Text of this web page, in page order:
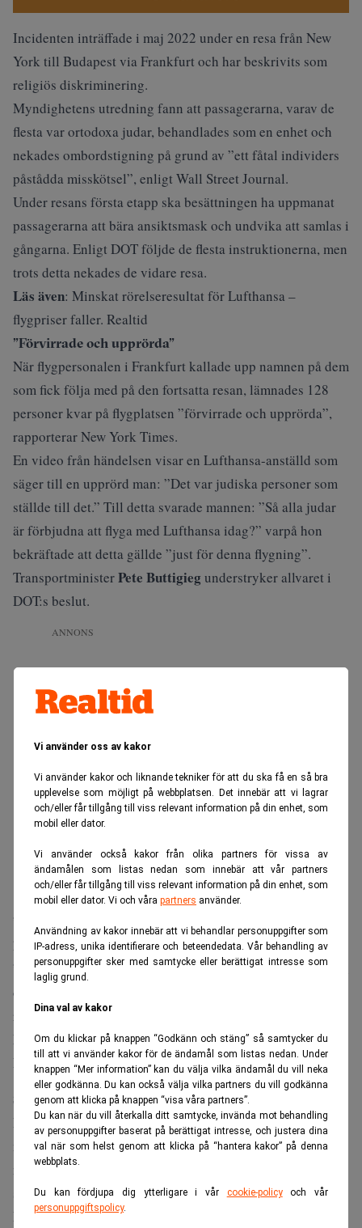
Vi använder oss av kakor
Vi använder kakor och liknande tekniker för att du ska få en så bra
upplevelse som möjligt på webbplatsen. Det innebär att vi lagrar
och/eller får tillgång till viss relevant information på din enhet, som
mobil eller dator.
Vi använder också kakor från olika partners för vissa av
ändamålen som listas nedan som innebär att vår partners
och/eller får tillgång till viss relevant information på din enhet, som
mobil eller dator. Vi och våra partners använder.
Användning av kakor innebär att vi behandlar personuppgifter som
IP-adress, unika identifierare och beteendedata. Vår behandling av
personuppgifter sker med samtycke eller berättigat intresse som
laglig grund.
Dina val av kakor
Om du klickar på knappen “Godkänn och stäng” så samtycker du
till att vi använder kakor för de ändamål som listas nedan. Under
knappen “Mer information” kan du välja vilka ändamål du vill neka
eller godkänna. Du kan också välja vilka partners du vill godkänna
genom att klicka på knappen “visa våra partners”.
Du kan när du vill återkalla ditt samtycke, invända mot behandling
av personuppgifter baserat på berättigat intresse, och justera dina
val när som helst genom att klicka på “hantera kakor” på denna
webbplats.
Du kan fördjupa dig ytterligare i vår cookie-policyoch vår
personuppgiftspolicy.
Incidenten inträffade i maj 2022 under en resa från New
York till Budapest via Frankfurt och har beskrivits som
religiös diskriminering.
Myndighetens utredning fann att passagerarna, varav de
flesta var ortodoxa judar, behandlades som en enhet och
nekades ombordstigning på grund av ”ett fåtal individers
påstådda misskötsel”, enligt Wall Street Journal.
Under resans första etapp ska besättningen ha uppmanat
passagerarna att bära ansiktsmask och undvika att samlas i
gångarna. Enligt DOT följde de flesta instruktionerna, men
trots detta nekades de vidare resa.
Läs även: Minskat rörelseresultat för Lufthansa –
flygpriser faller. Realtid
”Förvirrade och upprörda”
När flygpersonalen i Frankfurt kallade upp namnen på dem
som fick följa med på den fortsatta resan, lämnades 128
personer kvar på flygplatsen ”förvirrade och upprörda”,
rapporterar New York Times.
En video från händelsen visar en Lufthansa-anställd som
säger till en upprörd man: ”Det var judiska personer som
ställde till det.” Till detta svarade mannen: ”Så alla judar
är förbjudna att flyga med Lufthansa idag?” varpå hon
bekräftade att detta gällde ”just för denna flygning”.
TransportministerPete Buttigieg understryker allvaret i
DOT:s beslut.
ANNONS
”Ingen ska utsättas för diskriminering när de reser”, säger
han och fortsätter:
”Dagens åtgärd sänder ett tydligt budskap till flygindustrin
om att vi är redo att utreda och agera när passagerares
rättigheter kränks.”
Läs även:Ljusare tider för SAS – mörkare för Arlanda.
Realtid
Största boten någonsin
Boten är den största någonsin utdelad av DOT för brott
mot medborgerliga rättigheter, där Lufthansa får betala två
miljoner dollar direkt. Resterande två miljoner krediteras
som ersättning för de drabbade passagerarna.
Enligt BBChar Lufthansa bemött händelsen som